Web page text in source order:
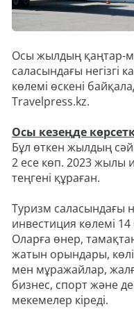
Осы жылдың қаңтар-
саласындағы негізгі
көлемі өскені
Travelpress.kz.
Осы кезеңде
Бұл өткен жылдың
2 есе көп. 2023 жылы
теңгені құраған.
Туризм саласындағы
инвестиция көлемі
Оларға өнер,
жатын орындары,
мен мұражайлар,
бизнес, спорт және
мекемелер кіреді.